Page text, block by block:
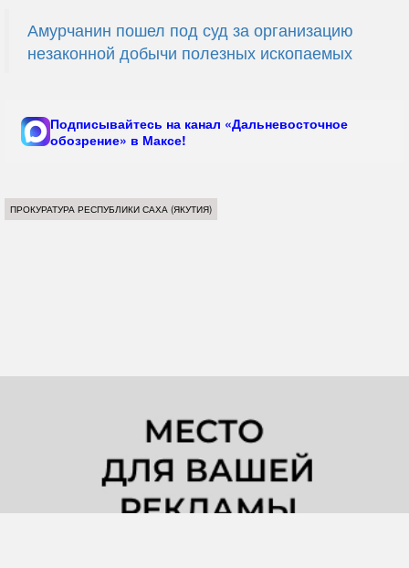
Амурчанин пошел под суд за организацию
незаконной добычи полезных ископаемых
Подписывайтесь на канал «Дальневосточное
обозрение» в Максе!
ПРОКУРАТУРА РЕСПУБЛИКИ САХА (ЯКУТИЯ)